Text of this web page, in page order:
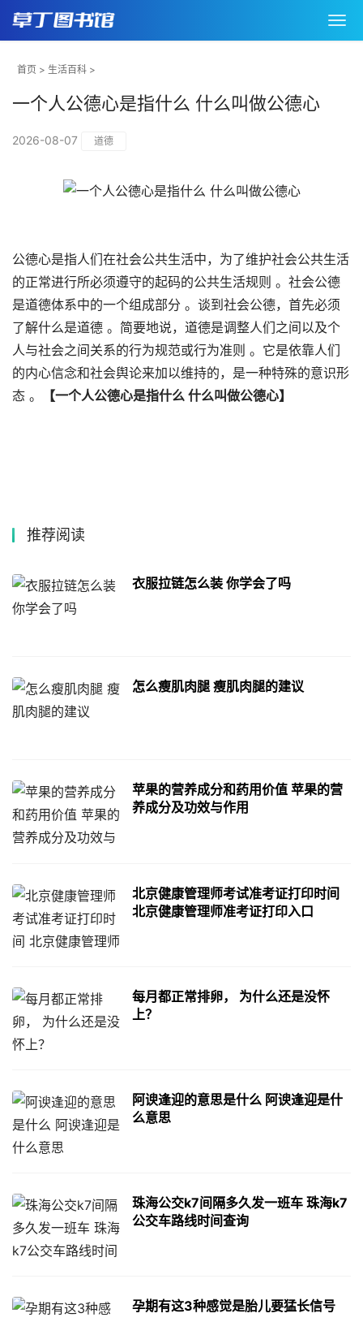
首页 > 生活百科 >
一个人公德心是指什么 什么叫做公德心
2026-08-07 道德
公德心是指人们在社会公共生活中，为了维护社会公共生活
的正常进行所必须遵守的起码的公共生活规则 。社会公德
是道德体系中的一个组成部分 。谈到社会公德，首先必须
了解什么是道德 。简要地说，道德是调整人们之间以及个
人与社会之间关系的行为规范或行为准则 。它是依靠人们
的内心信念和社会舆论来加以维持的，是一种特殊的意识形
态 。
【一个人公德心是指什么 什么叫做公德心】
推荐阅读
衣服拉链怎么装 你学会了吗
怎么瘦肌肉腿 瘦肌肉腿的建议
苹果的营养成分和药用价值 苹果的营
养成分及功效与作用
北京健康管理师考试准考证打印时间
北京健康管理师准考证打印入口
每月都正常排卵， 为什么还是没怀
上？
阿谀逢迎的意思是什么 阿谀逢迎是什
么意思
珠海公交k7间隔多久发一班车 珠海k7
公交车路线时间查询
孕期有这3种感觉是胎儿要猛长信号